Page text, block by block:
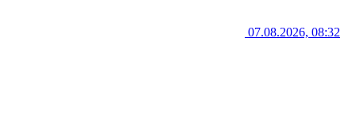
07.08.2026, 08:32